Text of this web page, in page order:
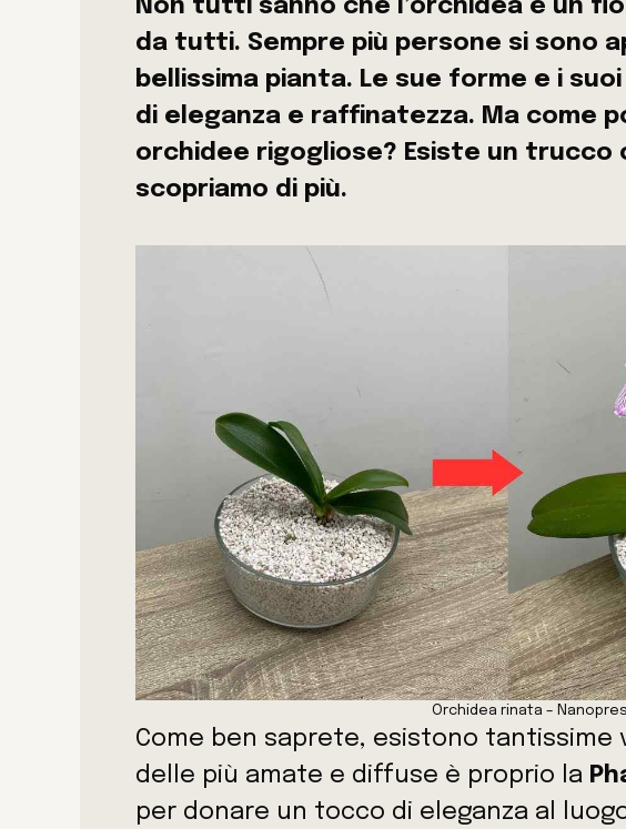
Non tutti sanno che l’orchidea è un
da tutti. Sempre più persone si sono
bellissima pianta. Le sue forme e i
di eleganza e raffinatezza. Ma come
orchidee rigogliose? Esiste un trucco
scopriamo di più.
Orchidea rinata –
Come ben saprete, esistono tantissime
delle più amate e diffuse è proprio la
per donare un tocco di eleganza al